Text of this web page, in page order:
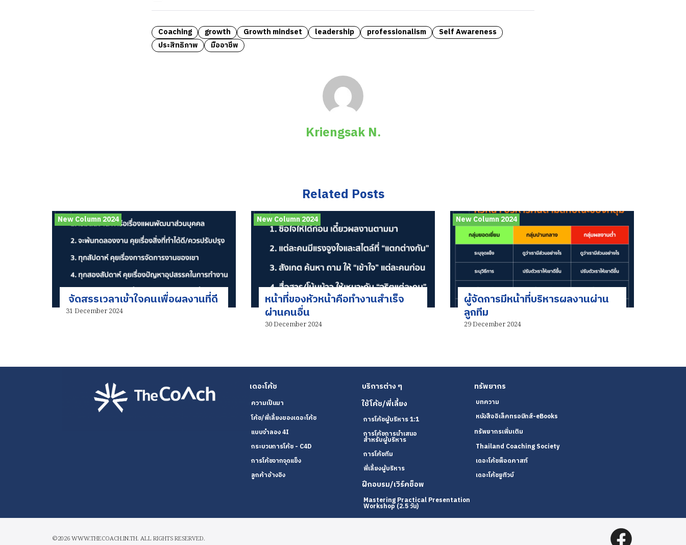
Coaching growth Growth mindset leadership professionalism
Self Awareness
ประสิทธิภาพ
มืออาชีพ
Kriengsak N.
Related Posts
New Column 2024
จัดสรรเวลาเข้าใจคนเพื่อผลงานที่ดี
31 December 2024
New Column 2024
หน้าที่ของหัวหน้าคือทำงานสำเร็จ
ผ่านคนอื่น
30 December 2024
New Column 2024
ผู้จัดการมีหน้าที่บริหารผลงานผ่าน
ลูกทีม
29 December 2024
เดอะโค้ช
ความเป็นมา
โค้ช/พี่เลี้ยงของเดอะโค้ช
แบบจำลอง 4I
กระบวนการโค้ช - C4D
การโค้ชจากจุดแข็ง
ลูกค้าอ้างอิง
บริการต่าง ๆ
ใช้โค้ช/พี่เลี้ยง
การโค้ชผู้บริหาร 1:1
การโค้ชการนำเสนอ
สำหรับผู้บริหาร
การโค้ชทีม
พี่เลี้ยงผู้บริหาร
ฝึกอบรม/เวิร์คช็อพ
Mastering Practical Presentation
Workshop (2.5 วัน)
ทรัพยากร
บทความ
หนังสืออิเล็คทรอนิกส์-eBooks
ทรัพยากรเพิ่มเติม
Thailand Coaching Society
เดอะโค้ชพ็อดคาสท์
เดอะโค้ชยูทิวบ์
©2026 WWW.THECOACH.IN.TH. ALL RIGHTS RESERVED.